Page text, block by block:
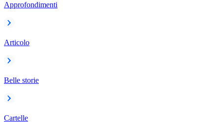
Approfondimenti
Articolo
Belle storie
Cartelle